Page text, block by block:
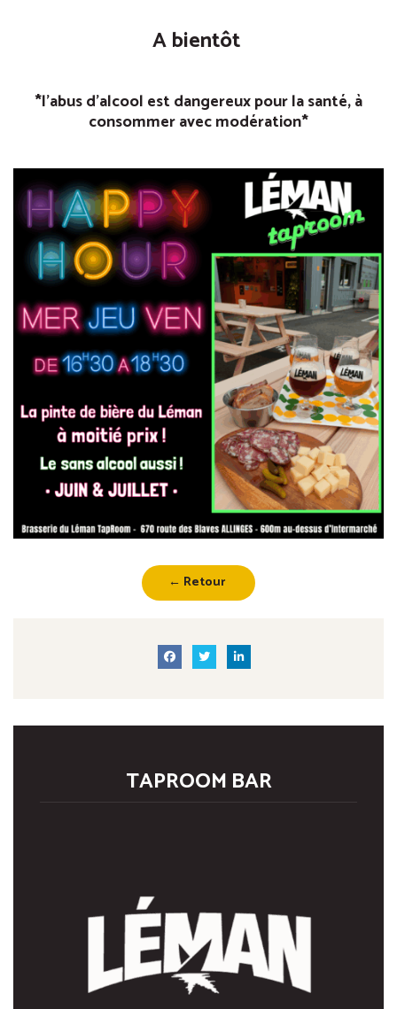
A bientôt
*l’abus d’alcool est dangereux pour la santé, à
consommer avec modération*
← Retour
TAPROOM BAR